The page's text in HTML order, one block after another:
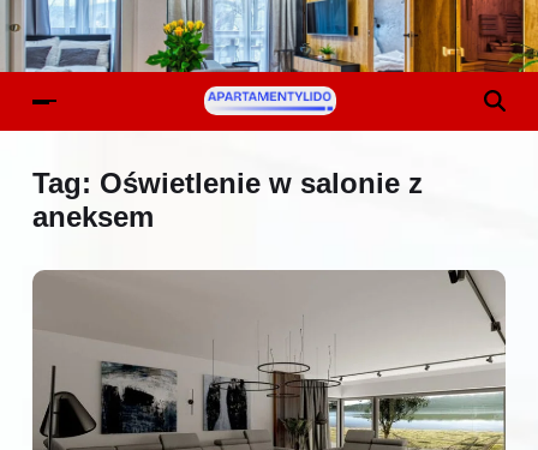
Tag: Oświetlenie w salonie z
aneksem